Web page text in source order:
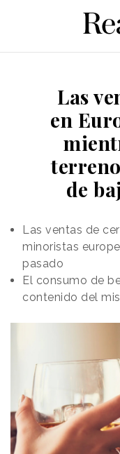
Las
en
de
Las ventas de
minoristas
pasado
El consumo de
contenido del